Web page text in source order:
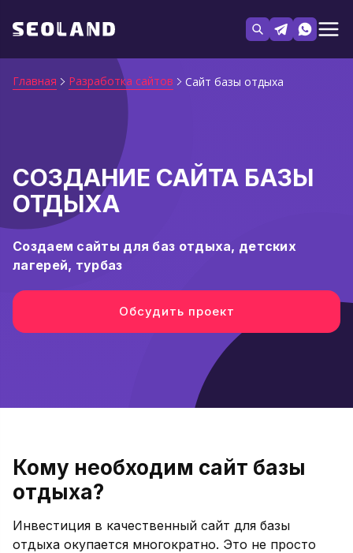
Главная Разработка сайтов Сайт базы отдыха
СОЗДАНИЕ САЙТА БАЗЫ
ОТДЫХА
Создаем сайты для баз отдыха, детских
лагерей, турбаз
Обсудить проект
Кому необходим сайт базы
отдыха?
Инвестиция в качественный сайт для базы
отдыха окупается многократно. Это не просто